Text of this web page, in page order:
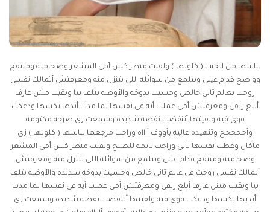
لباسها من الجنب ( كلوتها ) ولقيت منظر كس أمى المشعر وضخامته ومنتفخ
وواضح قدام عينى وبيلمع من سوائله اللى بتنزل منه ومعرفتش أتمالك نفسى
روحت بعالم تانى خالص وحسيت بدوخه والأوضه بتلف بيا وبقيت مش عارف
أبلع ريقى ومعرفتش أمى عملت أيه فى نفسها لما مدت أيدها بكسها ودعكت
قوى فيه ولقيتها أتنفضت نفضه شديده وسمعت زى صرخه مكتومه
وأححححح وتنهيده عاليه بأووف أاااه وراحت مرجعها لباسها ( كلوتها ) زى
ماكان وغطت نفسها تانى وراحت نايمه للصبح ولقيت منظر كس أمى المشعر
وضخامته ومنتفخ قدام عينى وبيلمع من سوائله اللى بتنزل منه ومعرفتش
أتمالك نفسى روحت فى عالم تانى خالص وحسيت بدوخه شديده والأوضه بتلف
بيا وبقيت مش عارف أبلع ريقى ومعرفتش أمى عملت أيه فى نفسها لما مدت
أيديها بكسها ودعكت قوى فيه ولقيتها أنتفضت نفضه شديده وسمعت زى